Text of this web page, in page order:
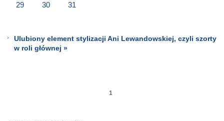
29 30 31
Ulubiony element stylizacji Ani Lewandowskiej, czyli szorty
w roli głównej »
1